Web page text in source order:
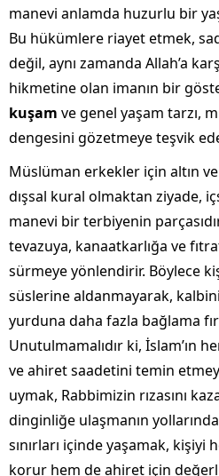
manevi anlamda huzurlu bir
Bu hükümlere riayet etmek,
değil, aynı zamanda Allah’a
hikmetine olan imanın bir
kuşam ve genel yaşam tarzı,
dengesini gözetmeye teşvik
Müslüman erkekler için altın
dışsal kural olmaktan ziyade,
manevi bir terbiyenin
tevazuya, kanaatkarlığa ve
sürmeye yönlendirir. Böylece
süslerine aldanmayarak,
yurduna daha fazla bağlama
Unutulmamalıdır ki, İslam’ın
ve ahiret saadetini temin
uymak, Rabbimizin rızasını
dinginliğe ulaşmanın
sınırları içinde yaşamak, kişiyi
korur hem de ahiret için